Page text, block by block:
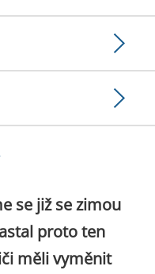
se již se zimou
proto ten
měli vyměnit